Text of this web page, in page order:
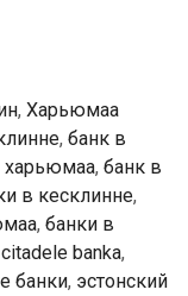
, Харьюмаа
, банк в
харьюмаа, банк в
в кесклинне,
, банки в
banka,
банки, эстонский